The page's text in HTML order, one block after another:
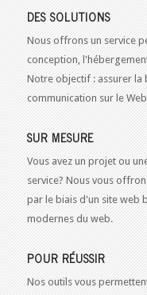
DES SOLUTIONS
Nous offrons un service
conception,
Notre objectif : assurer
communication sur le
SUR MESURE
Vous avez un projet ou
service? Nous vous
par le biais d'un site web
modernes du web.
POUR RÉUSSIR
Nos outils vous